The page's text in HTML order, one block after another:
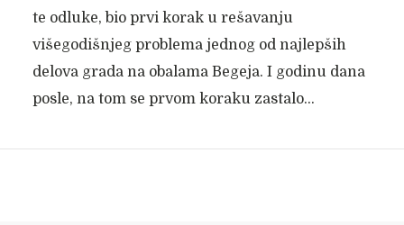
te odluke, bio prvi korak u rešavanju
višegodišnjeg problema jednog od najlepših
delova grada na obalama Begeja. I godinu dana
posle, na tom se prvom koraku zastalo...